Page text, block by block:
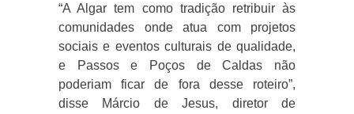
“A Algar tem como tradição retribuir às
comunidades onde atua com projetos
sociais e eventos culturais de qualidade,
e Passos e Poços de Caldas não
poderiam ficar de fora desse roteiro”,
disse Márcio de Jesus, diretor de